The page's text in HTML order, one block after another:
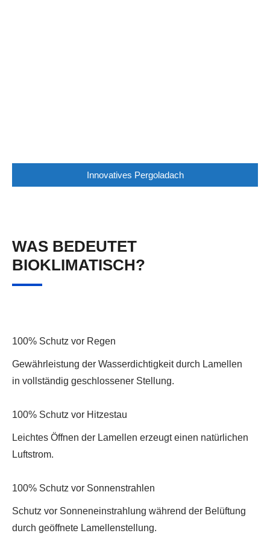
Innovatives Pergoladach
WAS BEDEUTET
BIOKLIMATISCH?
100% Schutz vor Regen
Gewährleistung der Wasserdichtigkeit durch Lamellen
in vollständig geschlossener Stellung.
100% Schutz vor Hitzestau
Leichtes Öffnen der Lamellen erzeugt einen natürlichen
Luftstrom.
100% Schutz vor Sonnenstrahlen
Schutz vor Sonneneinstrahlung während der Belüftung
durch geöffnete Lamellenstellung.